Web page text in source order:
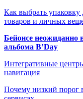
Как выбрать упаковку
товаров и личных
Бейонсе
альбома B’Day
Интегративные
навигация
Почему низкий порог